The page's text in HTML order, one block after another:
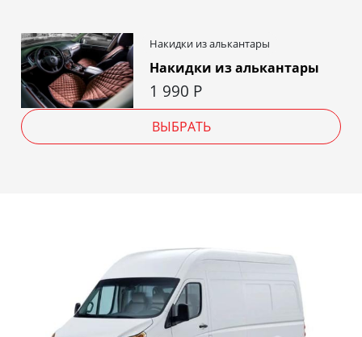
Накидки из алькантары
Накидки из алькантары
1 990 Р
ВЫБРАТЬ